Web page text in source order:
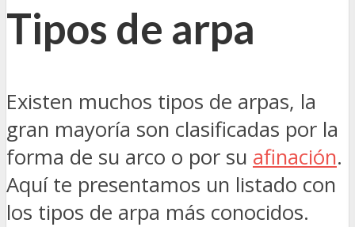
Tipos de arpa
Existen muchos tipos de arpas, la
gran mayoría son clasificadas por la
forma de su arco o por su afinación.
Aquí te presentamos un listado con
los tipos de arpa más conocidos.